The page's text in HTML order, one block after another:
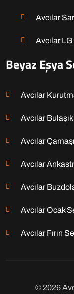
Avcılar
Avcılar
Beyaz Eşya
Avcılar
Avcılar
Avcılar
Avcılar
Avcılar
Avcılar Ocak
Avcılar Fırın
© 2026